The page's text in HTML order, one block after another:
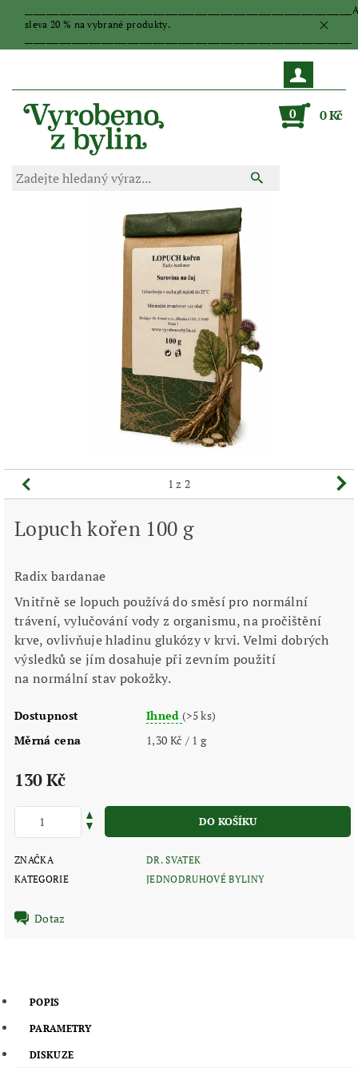
sleva 20 % na vybrané produkty.
0 0 Kč
1 z 2
Lopuch kořen 100 g
Radix bardanae
Vnitřně se lopuch používá do směsí pro normální
trávení, vylučování vody z organismu, na pročištění
krve, ovlivňuje hladinu glukózy v krvi. Velmi dobrých
výsledků se jím dosahuje při zevním použití
na normální stav pokožky.
Dostupnost Ihned(>5 ks)
Měrná cena
1,30 Kč / 1 g
130 Kč
ZNAČKA
DR. SVATEK
KATEGORIE
JEDNODRUHOVÉ BYLINY
Dotaz
POPIS
PARAMETRY
DISKUZE